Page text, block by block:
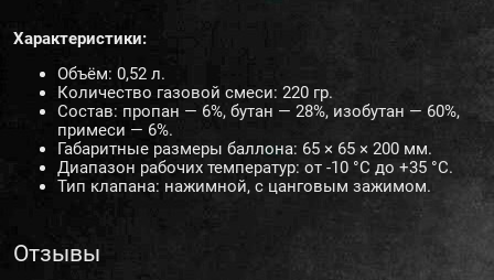
Характеристики:
Объём: 0,52 л.
Количество газовой смеси: 220 гр.
Состав: пропан — 6%, бутан — 28%, изобутан — 60%,
примеси — 6%.
Габаритные размеры баллона: 65 × 65 × 200 мм.
Диапазон рабочих температур: от -10 °С до +35 °С.
Тип клапана: нажимной, с цанговым зажимом.
Отзывы